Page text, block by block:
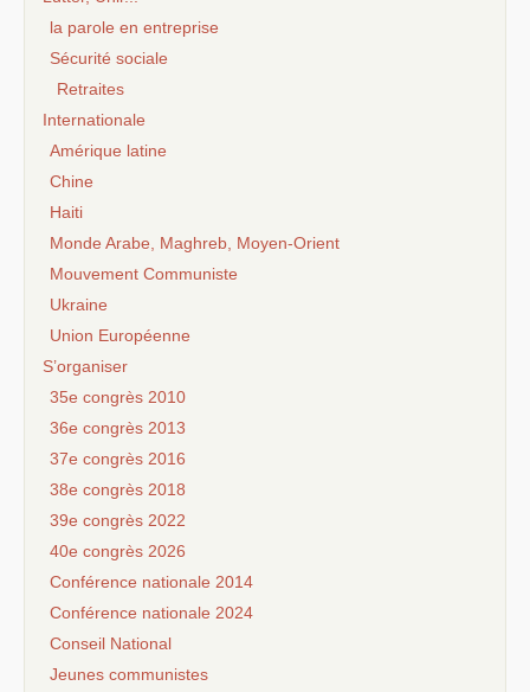
la parole en entreprise
Sécurité sociale
Retraites
Internationale
Amérique latine
Chine
Haiti
Monde Arabe, Maghreb, Moyen-Orient
Mouvement Communiste
Ukraine
Union Européenne
S’organiser
35e congrès 2010
36e congrès 2013
37e congrès 2016
38e congrès 2018
39e congrès 2022
40e congrès 2026
Conférence nationale 2014
Conférence nationale 2024
Conseil National
Jeunes communistes